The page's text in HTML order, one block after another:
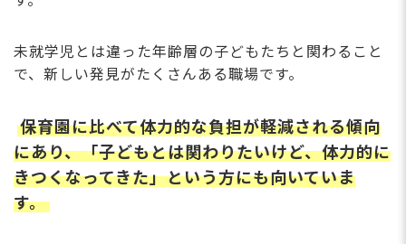
未就学児とは違った年齢層の子どもたちと関わること
で、新しい発見がたくさんある職場です。
保育園に比べて体力的な負担が軽減される傾向
にあり、「子どもとは関わりたいけど、体力的に
きつくなってきた」という方にも向いていま
す。